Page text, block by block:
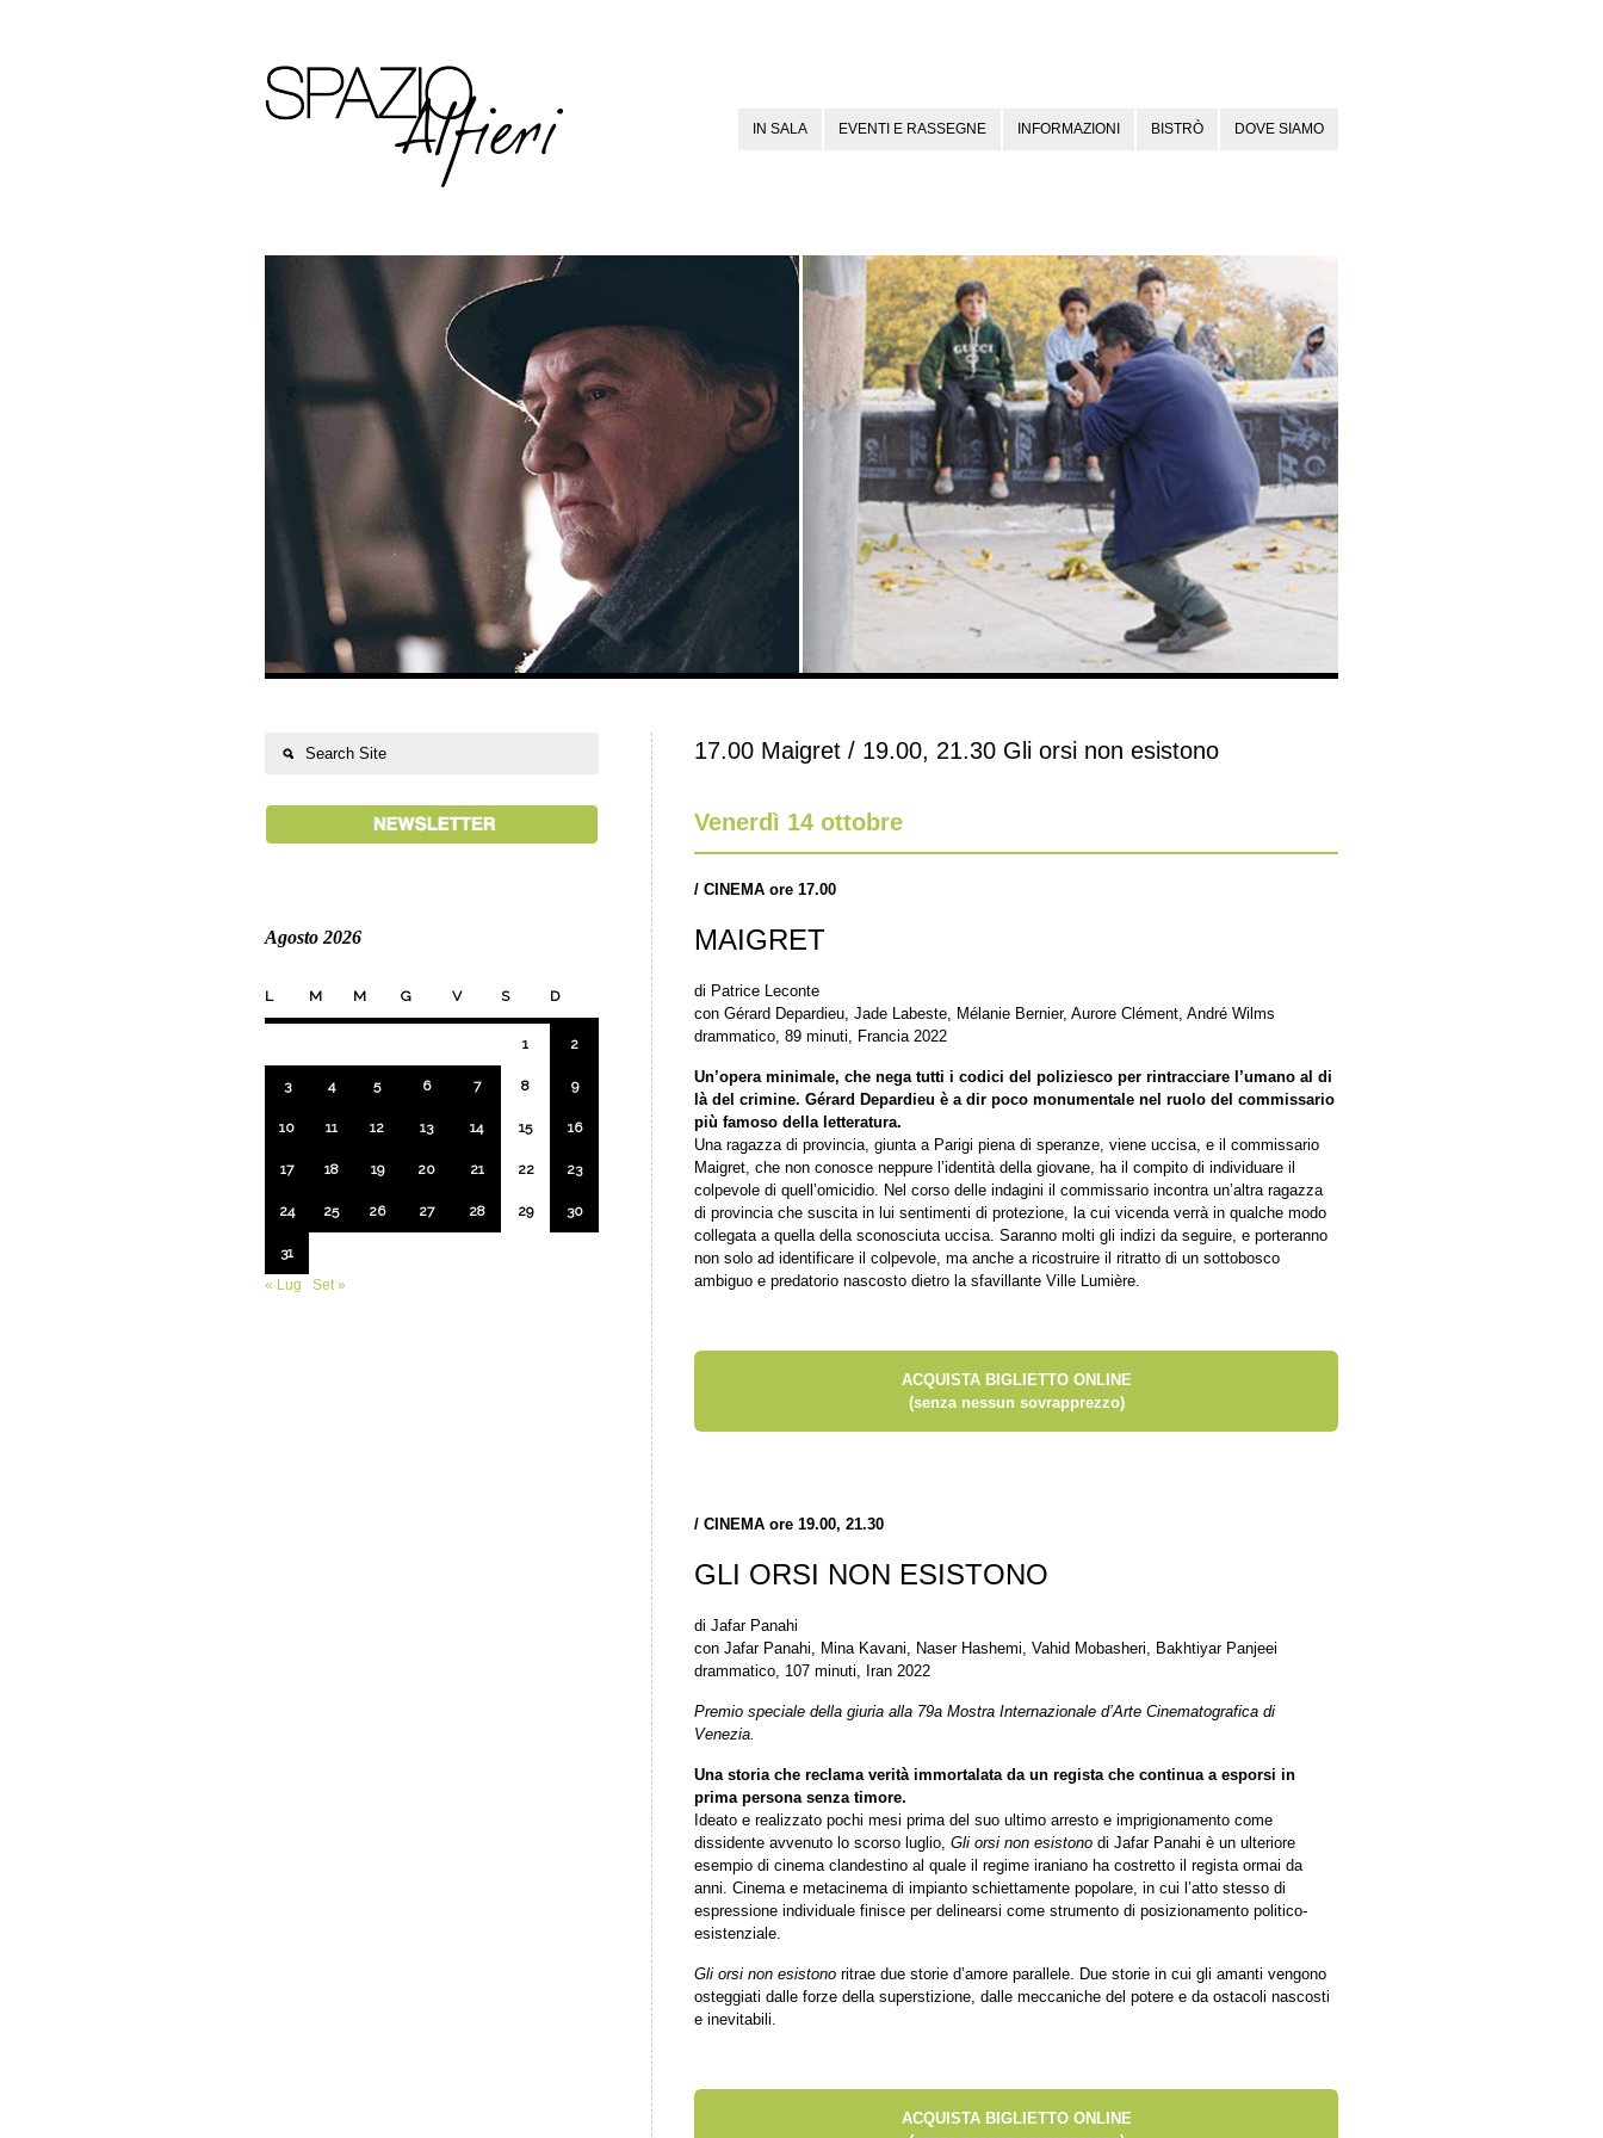
IN SALA EVENTI E RASSEGNE INFORMAZIONI BISTRÒ DOVE SIAMO
17.00 Maigret / 19.00, 21.30 Gli orsi non esistono
Venerdì 14 ottobre
/ CINEMA ore 17.00
MAIGRET
di Patrice Leconte
con Gérard Depardieu, Jade Labeste, Mélanie Bernier, Aurore Clément, André Wilms
drammatico, 89 minuti, Francia 2022
Un’opera minimale, che nega tutti i codici del poliziesco per rintracciare l’umano al di
là del crimine. Gérard Depardieu è a dir poco monumentale nel ruolo del commissario
più famoso della letteratura.
Una ragazza di provincia, giunta a Parigi piena di speranze, viene uccisa, e il commissario
Maigret, che non conosce neppure l’identità della giovane, ha il compito di individuare il
colpevole di quell’omicidio. Nel corso delle indagini il commissario incontra un’altra ragazza
di provincia che suscita in lui sentimenti di protezione, la cui vicenda verrà in qualche modo
collegata a quella della sconosciuta uccisa. Saranno molti gli indizi da seguire, e porteranno
non solo ad identificare il colpevole, ma anche a ricostruire il ritratto di un sottobosco
ambiguo e predatorio nascosto dietro la sfavillante Ville Lumière.
ACQUISTA BIGLIETTO ONLINE
(senza nessun sovrapprezzo)
/ CINEMA ore 19.00, 21.30
GLI ORSI NON ESISTONO
di Jafar Panahi
con Jafar Panahi, Mina Kavani, Naser Hashemi, Vahid Mobasheri, Bakhtiyar Panjeei
drammatico, 107 minuti, Iran 2022
Premio speciale della giuria alla 79a Mostra Internazionale d’Arte Cinematografica di
Venezia.
Una storia che reclama verità immortalata da un regista che continua a esporsi in
prima persona senza timore.
Ideato e realizzato pochi mesi prima del suo ultimo arresto e imprigionamento come
dissidente avvenuto lo scorso luglio, Gli orsi non esistono di Jafar Panahi è un ulteriore
esempio di cinema clandestino al quale il regime iraniano ha costretto il regista ormai da
anni. Cinema e metacinema di impianto schiettamente popolare, in cui l’atto stesso di
espressione individuale finisce per delinearsi come strumento di posizionamento politico-
esistenziale.
Gli orsi non esistono ritrae due storie d’amore parallele. Due storie in cui gli amanti vengono
osteggiati dalle forze della superstizione, dalle meccaniche del potere e da ostacoli nascosti
e inevitabili.
ACQUISTA BIGLIETTO ONLINE
Agosto 2026
L M M G V S D
1 2
3 4 5 6 7 8 9
10 11 12 13 14 15 16
17 18 19 20 21 22 23
24 25 26 27 28 29 30
31
« Lug
Set »